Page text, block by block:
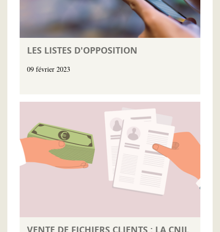
LES LISTES D'OPPOSITION
09 février 2023